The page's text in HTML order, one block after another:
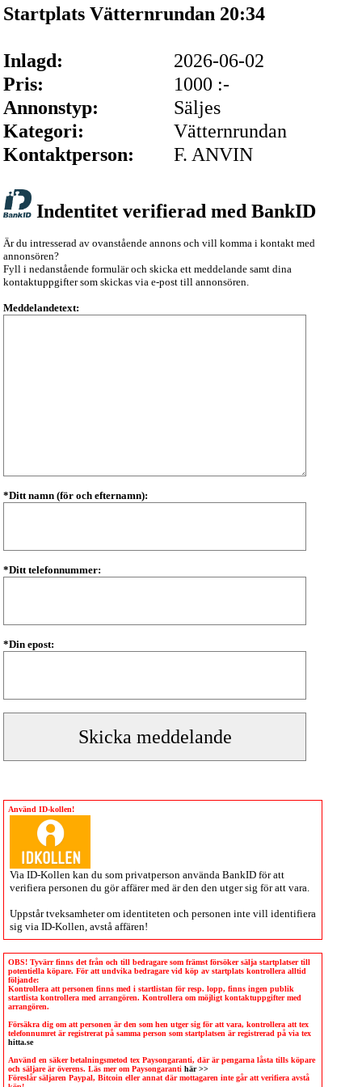
Startplats Vätternrundan 20:34
Inlagd:
2026-06-02
Pris:
1000 :-
Annonstyp:
Säljes
Kategori:
Vätternrundan
Kontaktperson:
F. ANVIN
Indentitet verifierad med BankID
Är du intresserad av ovanstående annons och vill komma i kontakt med
annonsören?
Fyll i nedanstående formulär och skicka ett meddelande samt dina
kontaktuppgifter som skickas via e-post till annonsören.
Meddelandetext:
*Ditt namn (för och efternamn):
*Ditt telefonnummer:
*Din epost:
Använd ID-kollen!
Via ID-Kollen kan du som privatperson använda BankID för att
verifiera personen du gör affärer med är den den utger sig för att vara.
Uppstår tveksamheter om identiteten och personen inte vill identifiera
sig via ID-Kollen , avstå affären!
OBS! Tyvärr finns det från och till bedragare som främst försöker sälja startplatser till
potentiella köpare. För att undvika bedragare vid köp av startplats kontrollera alltid
följande:
Kontrollera att personen finns med i startlistan för resp. lopp, finns ingen publik
startlista kontrollera med arrangören. Kontrollera om möjligt kontaktuppgifter med
arrangören.
Försäkra dig om att personen är den som hen utger sig för att vara, kontrollera att tex
telefonnumret är registrerat på samma person som startplatsen är registrerad på via tex
hitta.se
Använd en säker betalningsmetod tex Paysongaranti, där är pengarna låsta tills köpare
och säljare är överens. Läs mer om Paysongaranti här >>
Föreslår säljaren Paypal, Bitcoin eller annat där mottagaren inte går att verifiera avstå